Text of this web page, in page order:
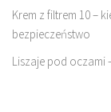
Krem z filtrem 10 –
bezpieczeństwo
Liszaje pod oczami